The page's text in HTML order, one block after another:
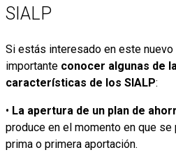
SIALP
Si estás interesado en este
importante conocer algunas de
características de los SIALP:
• La apertura de un plan de
produce en el momento en que
prima o primera aportación.